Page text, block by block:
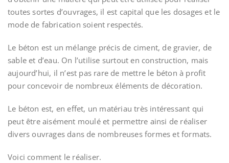
toutes sortes d’ouvrages, il est capital que les dosages et le
mode de fabrication soient respectés.
Le béton est un mélange précis de ciment, de gravier, de
sable et d’eau. On l’utilise surtout en construction, mais
aujourd’hui, il n’est pas rare de mettre le béton à profit
pour concevoir de nombreux éléments de décoration.
Le béton est, en effet, un matériau très intéressant qui
peut être aisément moulé et permettre ainsi de réaliser
divers ouvrages dans de nombreuses formes et formats.
Voici comment le réaliser.